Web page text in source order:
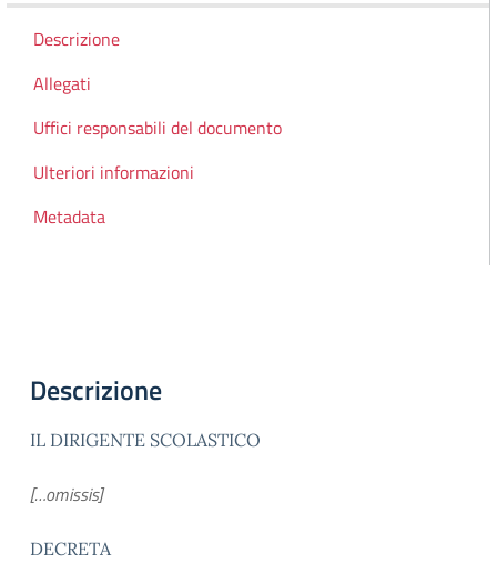
Indice della pagina
Descrizione
Allegati
Uffici responsabili del documento
Ulteriori informazioni
Metadata
Descrizione
IL DIRIGENTE SCOLASTICO
[…omissis]
DECRETA